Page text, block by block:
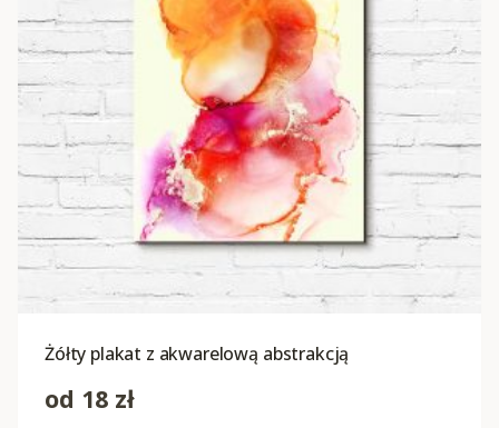
Żółty plakat z akwarelową abstrakcją
od 18 zł